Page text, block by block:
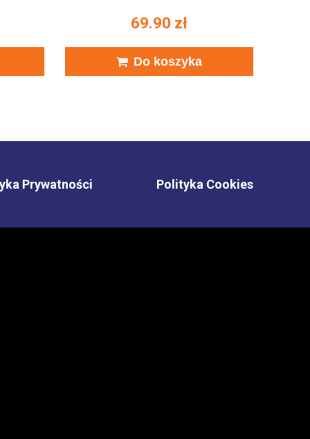
69.90 zł
Do koszyka
Prywatności Polityka Cookies